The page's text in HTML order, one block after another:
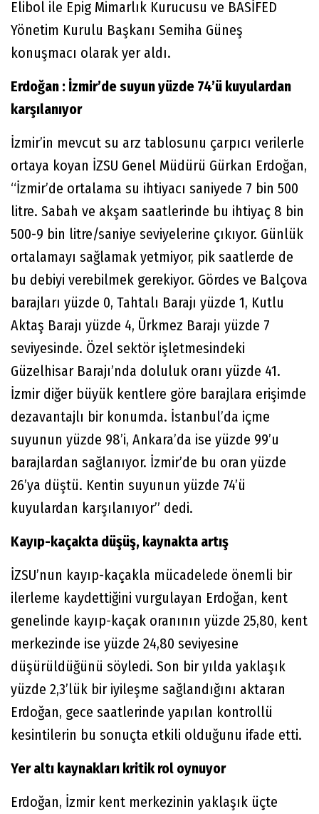
Elibol ile Epig Mimarlık Kurucusu ve BASİFED
Yönetim Kurulu Başkanı Semiha Güneş
konuşmacı olarak yer aldı.
Erdoğan : İzmir’de suyun yüzde 74’ü kuyulardan
karşılanıyor
İzmir’in mevcut su arz tablosunu çarpıcı verilerle
ortaya koyan İZSU Genel Müdürü Gürkan Erdoğan,
“İzmir’de ortalama su ihtiyacı saniyede 7 bin 500
litre. Sabah ve akşam saatlerinde bu ihtiyaç 8 bin
500-9 bin litre/saniye seviyelerine çıkıyor. Günlük
ortalamayı sağlamak yetmiyor, pik saatlerde de
bu debiyi verebilmek gerekiyor. Gördes ve Balçova
barajları yüzde 0, Tahtalı Barajı yüzde 1, Kutlu
Aktaş Barajı yüzde 4, Ürkmez Barajı yüzde 7
seviyesinde. Özel sektör işletmesindeki
Güzelhisar Barajı’nda doluluk oranı yüzde 41.
İzmir diğer büyük kentlere göre barajlara erişimde
dezavantajlı bir konumda. İstanbul’da içme
suyunun yüzde 98’i, Ankara’da ise yüzde 99’u
barajlardan sağlanıyor. İzmir’de bu oran yüzde
26’ya düştü. Kentin suyunun yüzde 74’ü
kuyulardan karşılanıyor” dedi.
Kayıp-kaçakta düşüş, kaynakta artış
İZSU’nun kayıp-kaçakla mücadelede önemli bir
ilerleme kaydettiğini vurgulayan Erdoğan, kent
genelinde kayıp-kaçak oranının yüzde 25,80, kent
merkezinde ise yüzde 24,80 seviyesine
düşürüldüğünü söyledi. Son bir yılda yaklaşık
yüzde 2,3’lük bir iyileşme sağlandığını aktaran
Erdoğan, gece saatlerinde yapılan kontrollü
kesintilerin bu sonuçta etkili olduğunu ifade etti.
Yer altı kaynakları kritik rol oynuyor
Erdoğan, İzmir kent merkezinin yaklaşık üçte